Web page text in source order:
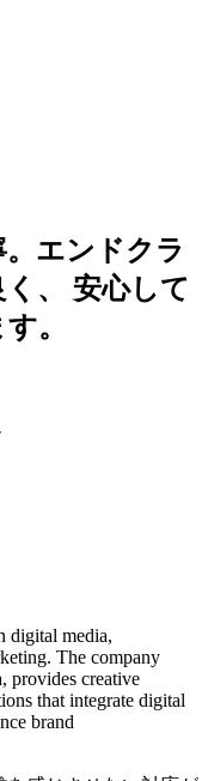
エンドクラ
、 安心して
。
digital media,
The company
provides creative
that integrate digital
brand